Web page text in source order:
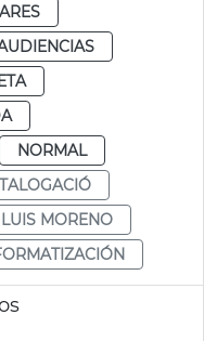
NORMAL
MORENO